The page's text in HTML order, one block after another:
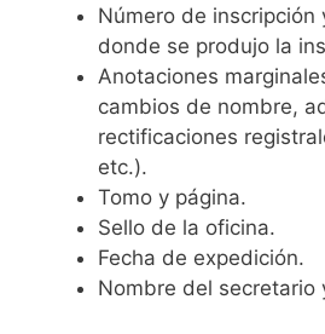
Número de inscripción
donde se produjo la
Anotaciones
cambios de nombre,
rectificaciones
etc.).
Tomo y página.
Sello de la oficina.
Fecha de expedición.
Nombre del secretario